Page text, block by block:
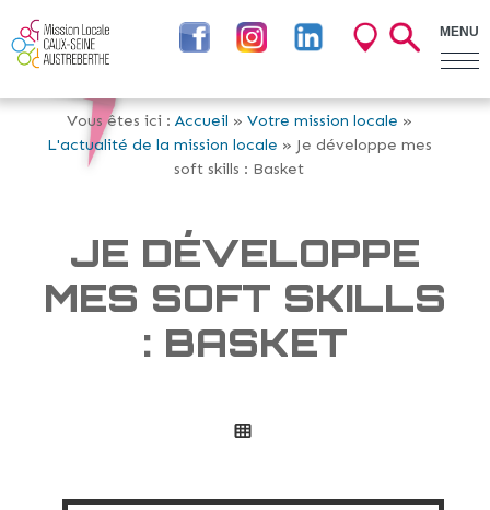
MENU
Vous êtes ici : Accueil » Votre mission locale »
L'actualité de la mission locale » Je développe mes
soft skills : Basket
JE DÉVELOPPE
MES SOFT SKILLS
: BASKET